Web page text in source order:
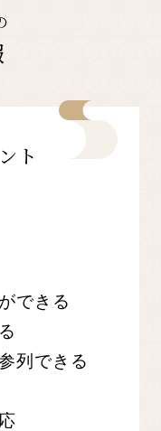
ト
できる
列できる